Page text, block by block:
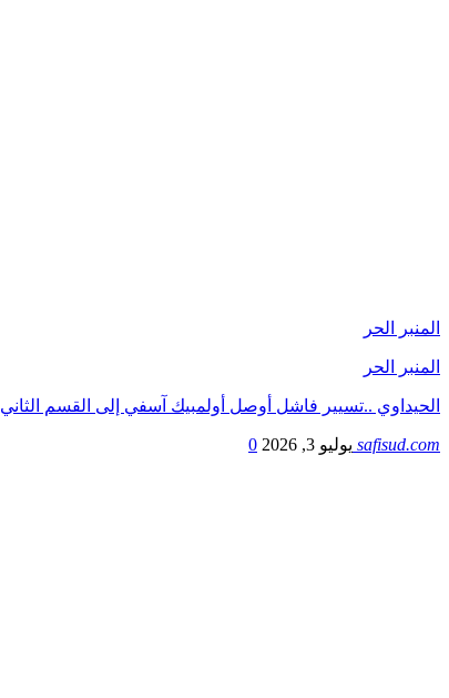
المنبر الحر
المنبر الحر
الحيداوي ..تسيير فاشل أوصل أولمبيك آسفي إلى القسم الثاني
safisud.com يوليو 3, 2026 0